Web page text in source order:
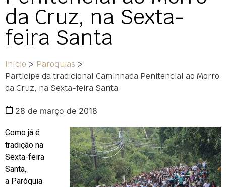
da Cruz, na Sexta-
feira Santa
Início > Paróquias >
Participe da tradicional Caminhada Penitencial ao Morro
da Cruz, na Sexta-feira Santa
28 de março de 2018
Como já é
tradição na
Sexta-feira
Santa,
a Paróquia